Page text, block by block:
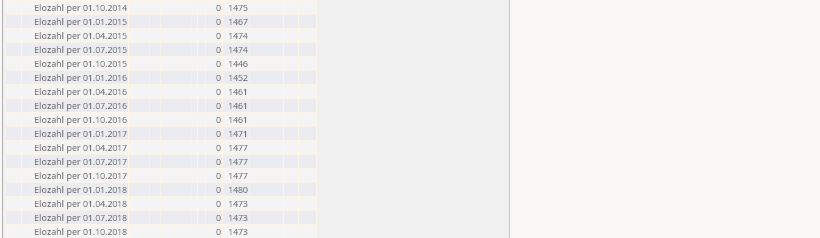
Elozahl per 01.10.2014
0
1475
Elozahl per 01.01.2015
0
1467
Elozahl per 01.04.2015
0
1474
Elozahl per 01.07.2015
0
1474
Elozahl per 01.10.2015
0
1446
Elozahl per 01.01.2016
0
1452
Elozahl per 01.04.2016
0
1461
Elozahl per 01.07.2016
0
1461
Elozahl per 01.10.2016
0
1461
Elozahl per 01.01.2017
0
1471
Elozahl per 01.04.2017
0
1477
Elozahl per 01.07.2017
0
1477
Elozahl per 01.10.2017
0
1477
Elozahl per 01.01.2018
0
1480
Elozahl per 01.04.2018
0
1473
Elozahl per 01.07.2018
0
1473
Elozahl per 01.10.2018
0
1473